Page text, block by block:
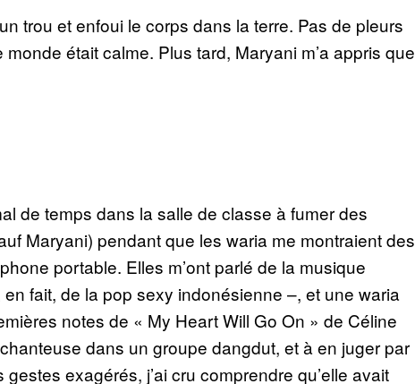
trou et enfoui le corps dans la terre. Pas de pleurs
était calme. Plus tard, Maryani m’a appris que
de temps dans la salle de classe à fumer des
Maryani) pendant que les waria me montraient des
portable. Elles m’ont parlé de la musique
en fait, de la pop sexy indonésienne –, et une waria
notes de « My Heart Will Go On » de Céline
dans un groupe dangdut, et à en juger par
exagérés, j’ai cru comprendre qu’elle avait